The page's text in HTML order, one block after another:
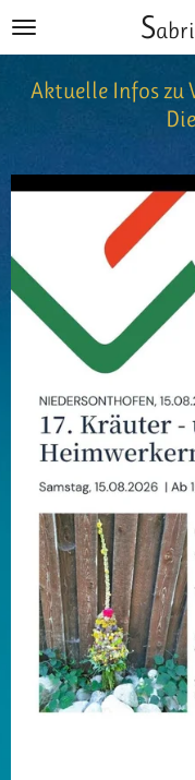
Zum
Hauptinhalt
springen
S
Aktuelle Infos zu